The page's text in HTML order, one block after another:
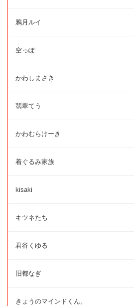
鴉月ルイ
空っぽ
かわしまさき
翡翠てう
かわむらけーき
着ぐるみ家族
kisaki
キツネたち
君谷くゆる
旧都なぎ
きょうのマインドくん。